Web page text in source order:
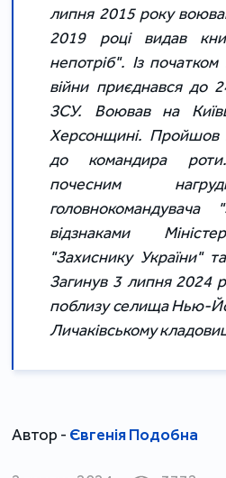
липня 2015 року
2019 році видав
непотріб". Із
війни приєднався до
ЗСУ. Воював на
Херсонщині. Пройшов
до командира
почесним
головнокомандувача
відзнаками
"Захиснику України"
Загинув 3 липня 2024
поблизу селища Нью-
Личаківському
Автор - Євгенія Подобна